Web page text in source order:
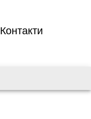
Контакти